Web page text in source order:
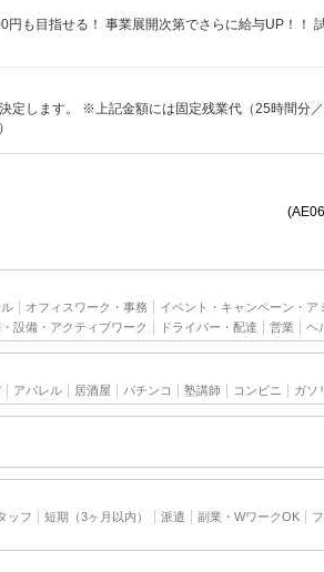
オフィスワーク・事務 イベント・キャンペーン・ア
設備・アクティブワーク ドライバー・配達 営業 ヘ
アパレル 居酒屋 パチンコ 塾講師 コンビニ ガソ
ッフ 短期（3ヶ月以内） 派遣 副業・WワークOK